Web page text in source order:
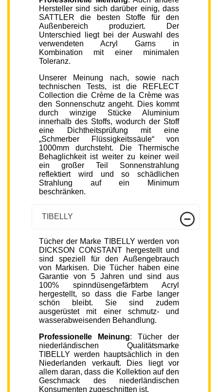
Hersteller sind sich darüber einig, dass
SATTLER die besten Stoffe für den
Außenbereich produziert. Der
Unterschied liegt bei der Auswahl des
verwendeten Acryl Garns in
Kombination mit einer minimalen
Toleranz.
Unserer Meinung nach, sowie nach
technischen Tests, ist die REFLECT
Collection die Crème de la Crème was
den Sonnenschutz angeht. Dies kommt
durch winzige Stücke Aluminium
innerhalb des Stoffs, wodurch der Stoff
eine Dichtheitsprüfung mit eine
„Schmerber Flüssigkeitssäule“ von
1000mm durchsteht. Die Thermische
Behaglichkeit ist weiter zu keiner weil
ein großer Teil Sonnenstrahlung
reflektiert wird und so schädlichen
Strahlung auf ein Minimum
beschränken.
TIBELLY
Tücher der Marke TIBELLY werden von
DICKSON CONSTANT hergestellt und
sind speziell für den Außengebrauch
von Markisen. Die Tücher haben eine
Garantie von 5 Jahren und sind aus
100% spinndüsengefärbtem Acryl
hergestellt, so dass die Farbe langer
schön bleibt. Sie sind zudem
ausgerüstet mit einer schmutz- und
wasserabweisenden Behandlung.
Professionelle Meinung: Tücher der
niederländischen Qualitätsmarke
TIBELLY werden hauptsächlich in den
Niederlanden verkauft. Dies liegt vor
allem daran, dass die Kollektion auf den
Geschmack des niederländischen
Konsumenten zugeschnitten ist.